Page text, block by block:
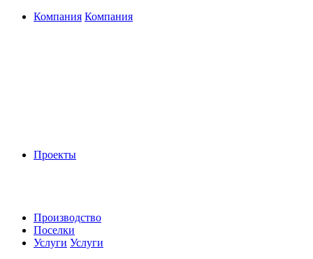
Компания Компания
Проекты
Производство
Поселки
Услуги Услуги